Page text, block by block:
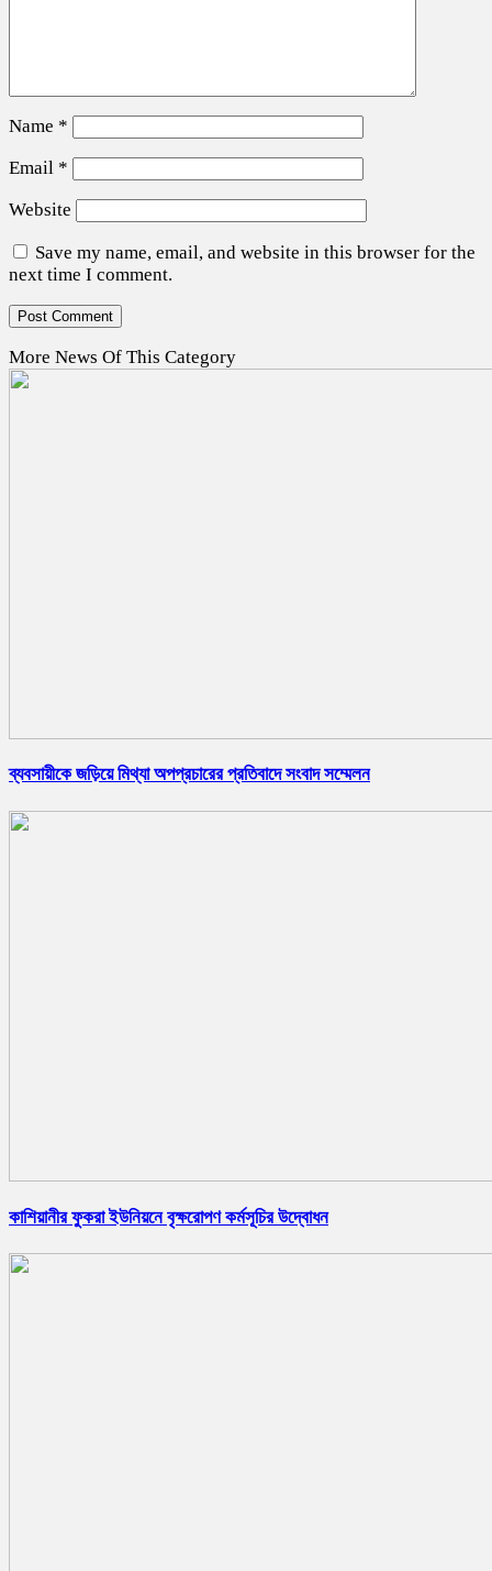
Name *
Email *
Website
Save my name, email, and website in this browser for the
next time I comment.
More News Of This Category
ব্যবসায়ীকে জড়িয়ে মিথ্যা অপপ্রচারের প্রতিবাদে সংবাদ সম্মেলন
কাশিয়ানীর ফুকরা ইউনিয়নে বৃক্ষরোপণ কর্মসূচির উদ্বোধন